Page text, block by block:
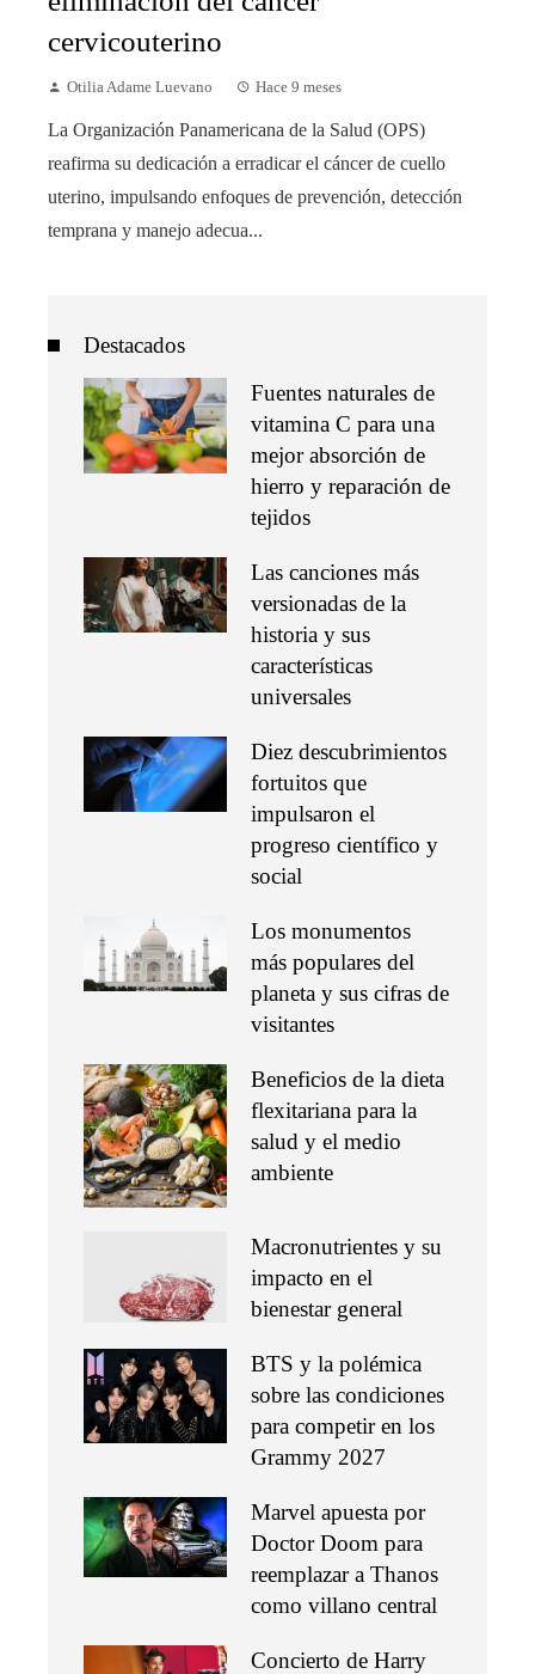
cervicouterino
Otilia Adame Luevano Hace 9 meses
La Organización Panamericana de la Salud (OPS)
reafirma su dedicación a erradicar el cáncer de cuello
uterino, impulsando enfoques de prevención, detección
temprana y manejo adecua...
Destacados
Fuentes naturales de
vitamina C para una
mejor absorción de
hierro y reparación de
tejidos
Las canciones más
versionadas de la
historia y sus
características
universales
Diez descubrimientos
fortuitos que
impulsaron el
progreso científico y
social
Los monumentos
más populares del
planeta y sus cifras de
visitantes
Beneficios de la dieta
flexitariana para la
salud y el medio
ambiente
Macronutrientes y su
impacto en el
bienestar general
BTS y la polémica
sobre las condiciones
para competir en los
Grammy 2027
Marvel apuesta por
Doctor Doom para
reemplazar a Thanos
como villano central
Concierto de Harry